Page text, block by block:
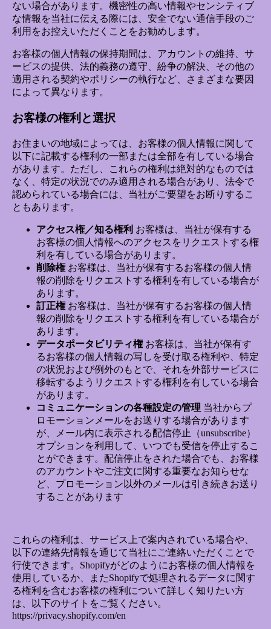
ない場合があります。機密性の高い情報やセンシティブ
な情報を当社に伝える際には、安全でない通信手段のご
利用をお控えいただくことをお勧めします。
お客様の個人情報の保持期間は、アカウントの維持、サ
ービスの提供、法的義務の遵守、紛争の解決、その他の
適用される契約やポリシーの執行など、さまざまな要因
によって異なります。
お客様の権利と選択
お住まいの地域によっては、お客様の個人情報に関して
以下に記載する権利の一部または全部を有している場合
があります。ただし、これらの権利は絶対的なものでは
なく、特定の状況でのみ適用される場合があり、法令で
認められている場合には、当社がご要望をお断りするこ
ともあります。
アクセス権／知る権利 お客様は、当社が保有する
お客様の個人情報へのアクセスをリクエストする権
利を有している場合があります。
削除権お客様は、当社が保有するお客様の個人情
報の削除をリクエストする権利を有している場合が
あります。
訂正権お客様は、当社が保有するお客様の個人情
報の削除をリクエストする権利を有している場合が
あります。
データポータビリティ権お客様は、当社が保有す
るお客様の個人情報の写しを受け取る権利や、特定
の状況および例外のもとで、それを外部サービスに
移転するようリクエストする権利を有している場合
があります。
コミュニケーションの各種設定の管理 当社からプ
ロモーションメールをお送りする場合があります
が、メール内に表示される配信停止（unsubscribe）
オプションを利用して、いつでも受信を停止するこ
とができます。配信停止をされた場合でも、お客様
のアカウントやご注文に関する重要なお知らせな
ど、プロモーション以外のメールは引き続きお送り
することがあります
これらの権利は、サービス上で案内されている場合や、
以下の連絡先情報を通じて当社にご連絡いただくことで
行使できます。Shopifyがどのようにお客様の個人情報を
使用しているか、またShopifyで処理されるデータに関す
る権利を含むお客様の権利について詳しく知りたい方
は、以下のサイトをご覧ください。
https://privacy.shopify.com/en